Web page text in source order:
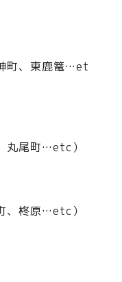
町、東鹿篭…et
丸尾町…etc）
、柊原…etc）